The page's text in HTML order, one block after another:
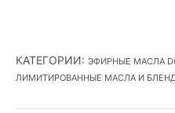
КАТЕГОРИИ: ЭФИРНЫЕ МАСЛА
ЛИМИТИРОВАННЫЕ МАСЛА И